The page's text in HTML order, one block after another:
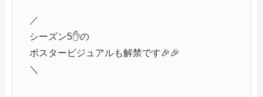
／
シーズン5✋の
ポスタービジュアルも解禁です🎉🎉
＼